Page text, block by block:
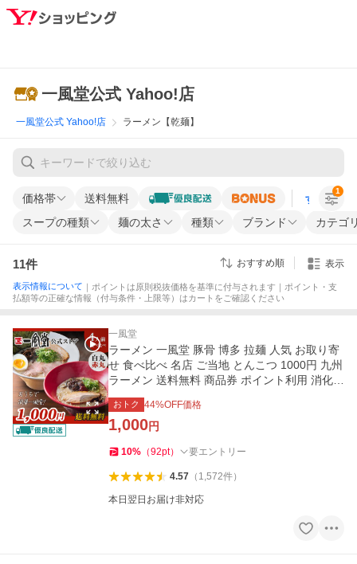
一風堂公式 Yahoo!店
一風堂公式 Yahoo!店 ラーメン【乾麺】
価格帯 送料無料 すべての条
スープの種類 麺の太さ 種類 ブランド カテゴ
1
11件 おすすめ順 表示
表示情報について ｜ポイントは原則税抜価格を基準に付与されます｜ポイント・支
払額等の正確な情報（付与条件・上限等）はカートをご確認ください
一風堂
ラーメン 一風堂 豚骨 博多 拉麺 人気 お取り寄
せ 食べ比べ 名店 ご当地 とんこつ 1000円 九州
ラーメン 送料無料 商品券 ポイント利用 消化
[M便 1/2]爆買
おトク 44%OFF価格
1,000円
10% （92pt） 要エントリー
4.57（ 1,572件）
本日翌日お届け非対応